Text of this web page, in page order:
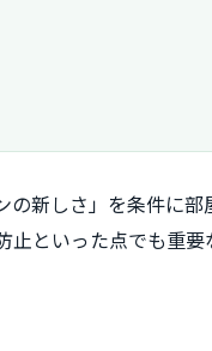
新しさ」を条件に
といった点でも重要